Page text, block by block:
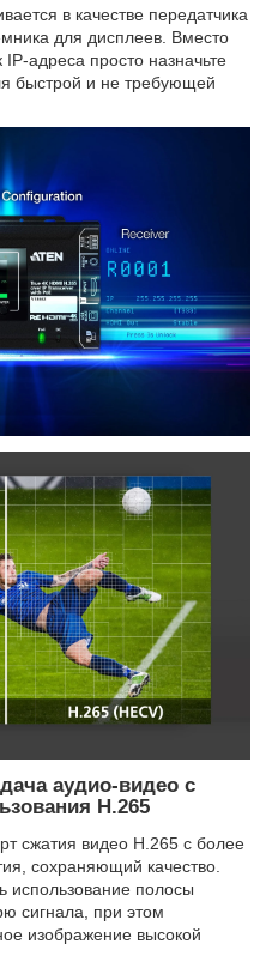
в качестве передатчика
для дисплеев. Вместо
адреса просто назначьте
быстрой и не требующей
аудио-видео с
H.265
сжатия видео H.265 с более
сохраняющий качество.
использование полосы
сигнала, при этом
изображение высокой